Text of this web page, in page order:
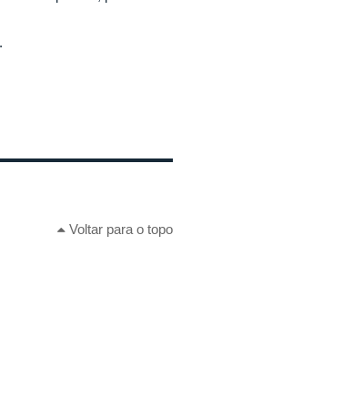
Voltar para o topo